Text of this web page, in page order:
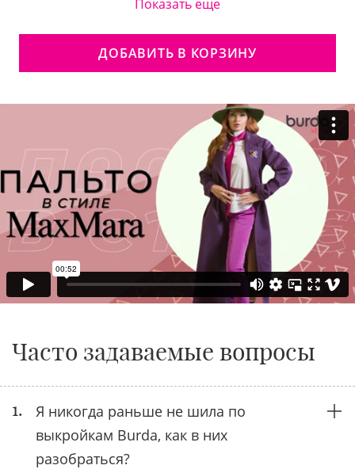
Показать еще
ДОБАВИТЬ В КОРЗИНУ
Часто задаваемые вопросы
1.
Я никогда раньше не шила по
выкройкам Burda, как в них
разобраться?